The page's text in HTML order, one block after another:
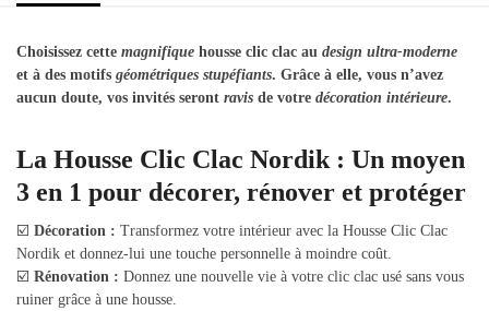
Choisissez cette magnifique housse clic clac au design ultra-moderne
et à des motifs géométriques stupéfiants. Grâce à elle, vous n’avez
aucun doute, vos invités seront ravis de votre décoration intérieure.
La Housse Clic Clac Nordik : Un moyen
3 en 1 pour décorer, rénover et protéger
☑️ Décoration : Transformez votre intérieur avec la Housse Clic Clac
Nordik et donnez-lui une touche personnelle à moindre coût.
☑️ Rénovation : Donnez une nouvelle vie à votre clic clac usé sans vous
ruiner grâce à une housse.